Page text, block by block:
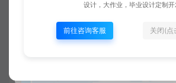
设计，大作业，毕业设计定制开
前往咨询客服 关闭(点